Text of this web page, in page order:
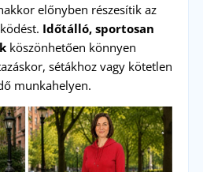
előnyben részesítik az
Időtálló, sportosan
köszönhetően könnyen
sétákhoz vagy kötetlen
munkahelyen.